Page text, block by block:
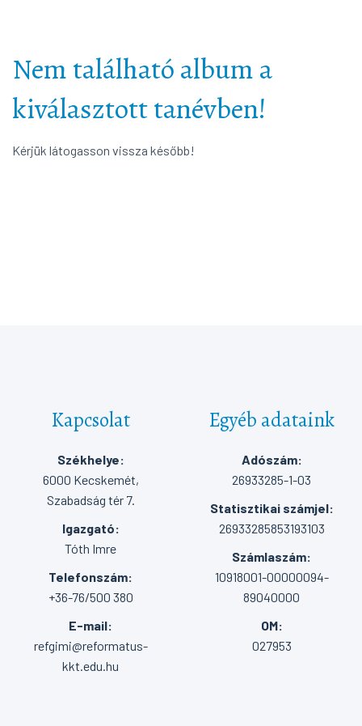
Nem található album a
kiválasztott tanévben!
Kérjük látogasson vissza később!
Kapcsolat
Székhelye:
6000 Kecskemét,
Szabadság tér 7.
Igazgató:
Tóth Imre
Telefonszám:
+36-76/500 380
E-mail:
refgimi@reformatus-
kkt.edu.hu
Egyéb adataink
Adószám:
26933285-1-03
Statisztikai számjel:
26933285853193103
Számlaszám:
10918001-00000094-
89040000
OM:
027953